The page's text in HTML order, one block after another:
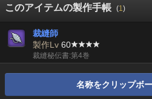
このアイテムの製作手帳 (1)
裁縫師
製作Lv 60
裁縫秘伝書:第4巻
名称をクリップボ